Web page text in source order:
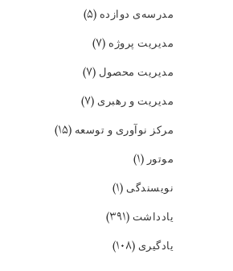
مدرسه‌ی دوازده (۵)
مدیریت پروژه (۷)
مدیریت محصول (۷)
مدیریت و رهبری (۷)
مرکز نوآوری و توسعه (۱۵)
موتور (۱)
نویسندگی (۱)
یادداشت (۳۹۱)
یادگیری (۱۰۸)